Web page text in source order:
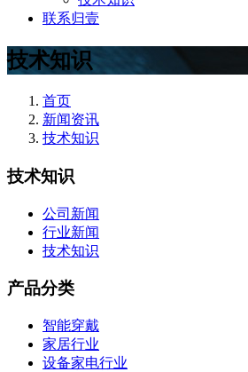
联系归壹
技术知识
首页
新闻资讯
技术知识
技术知识
公司新闻
行业新闻
技术知识
产品分类
智能穿戴
家居行业
设备家电行业